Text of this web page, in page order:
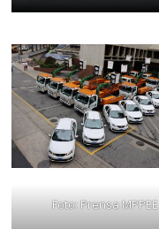
Foto: Prensa MPPEE